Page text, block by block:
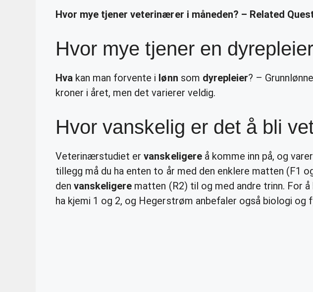
Hvor mye tjener veterinærer i måneden? – Related
Hvor mye tjener en
Hva kan man forvente i lønn som dyrepleier? –
kroner i året, men det varierer veldig.
Hvor vanskelig er det å bli
Veterinærstudiet ervanskeligereå komme inn på, og
tillegg må du ha enten to år med den enklere matten (F1
denvanskeligere matten (R2) til og med andre trinn. For
ha kjemi 1 og 2, og Hegerstrøm anbefaler også biologi og